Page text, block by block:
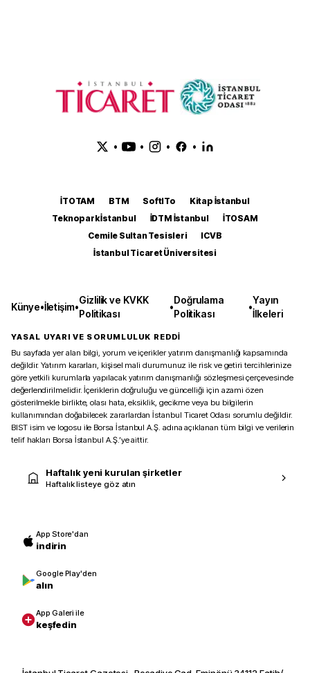
• • • •
İTOTAM BTM SoftITo
Kitap İstanbul
Teknopark İstanbul
İDTM İstanbul
İTOSAM
Cemile Sultan Tesisleri
ICVB
İstanbul Ticaret Üniversitesi
Künye•İletişim•
Gizlilik ve KVKK
Politikası
•
Doğrulama
Politikası
•
Yayın
İlkeleri
YASAL UYARI VE SORUMLULUK REDDİ
Bu sayfada yer alan bilgi, yorum ve içerikler yatırım danışmanlığı kapsamında
değildir. Yatırım kararları, kişisel mali durumunuz ile risk ve getiri tercihlerinize
göre yetkili kurumlarla yapılacak yatırım danışmanlığı sözleşmesi çerçevesinde
değerlendirilmelidir. İçeriklerin doğruluğu ve güncelliği için azami özen
gösterilmekle birlikte, olası hata, eksiklik, gecikme veya bu bilgilerin
kullanımından doğabilecek zararlardan İstanbul Ticaret Odası sorumlu değildir.
BIST isim ve logosu ile Borsa İstanbul A.Ş. adına açıklanan tüm bilgi ve verilerin
telif hakları Borsa İstanbul A.Ş.’ye aittir.
Haftalık yeni kurulan şirketler
Haftalık listeye göz atın
App Store'dan
indirin
Google Play'den
alın
App Galeri ile
keşfedin